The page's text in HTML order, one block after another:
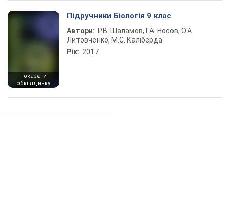
показати
обкладинку
Підручники Біологія 9 клас
Автори: Р.В. Шаламов, Г.А. Носов, О.А.
Литовченко, М.С. Каліберда
Рік: 2017